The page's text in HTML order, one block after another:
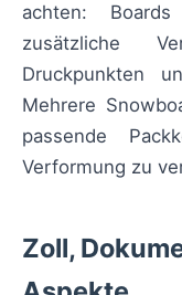
achten:
zusätzliche
Druckpunkten
Mehrere
passende
Verformung zu
Zoll,